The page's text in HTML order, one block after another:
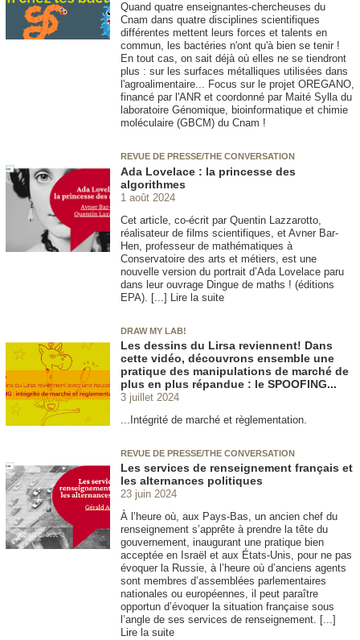
Quand quatre enseignantes-chercheuses du
Cnam dans quatre disciplines scientifiques
différentes mettent leurs forces et talents en
commun, les bactéries n'ont qu'à bien se tenir !
En tout cas, on sait déjà où elles ne se tiendront
plus : sur les surfaces métalliques utilisées dans
l'agroalimentaire... Focus sur le projet OREGANO,
financé par l'ANR et coordonné par Maité Sylla du
laboratoire Génomique, bioinformatique et chimie
moléculaire (GBCM) du Cnam !
REVUE DE PRESSE/THE CONVERSATION
Ada Lovelace : la princesse des
algorithmes
1 août 2024
Cet article, co-écrit par Quentin Lazzarotto,
réalisateur de films scientifiques, et Avner Bar-
Hen, professeur de mathématiques à
Conservatoire des arts et métiers, est une
nouvelle version du portrait d’Ada Lovelace paru
dans leur ouvrage Dingue de maths ! (éditions
EPA). [...] Lire la suite
DRAW MY LAB!
Les dessins du Lirsa reviennent! Dans
cette vidéo, découvrons ensemble une
pratique des manipulations de marché de
plus en plus répandue : le SPOOFING...
3 juillet 2024
...Intégrité de marché et règlementation.
REVUE DE PRESSE/THE CONVERSATION
Les services de renseignement français et
les alternances politiques
23 juin 2024
À l’heure où, aux Pays-Bas, un ancien chef du
renseignement s’apprête à prendre la tête du
gouvernement, inaugurant une pratique bien
acceptée en Israël et aux États-Unis, pour ne pas
évoquer la Russie, à l’heure où d’anciens agents
sont membres d’assemblées parlementaires
nationales ou européennes, il peut paraître
opportun d’évoquer la situation française sous
l’angle de ses services de renseignement. [...]
Lire la suite